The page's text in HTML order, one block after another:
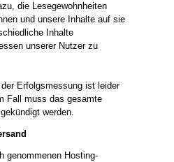
die Lesegewohnheiten
und unsere Inhalte auf sie
Inhalte
unserer Nutzer zu
Erfolgsmessung ist leider
Fall muss das gesamte
werden.
genommenen Hosting-